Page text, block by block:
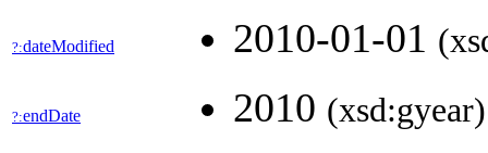
?:dateModified 2010-01-01
?:endDate 2010 (xsd:gyear)